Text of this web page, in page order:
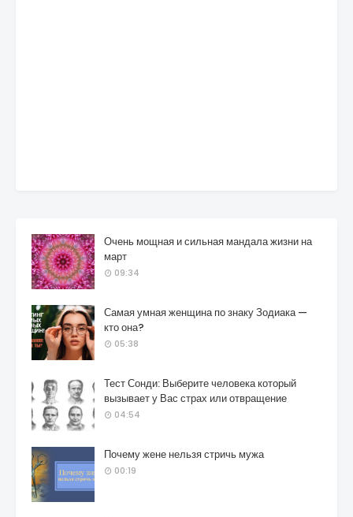
Очень мощная и сильная мандала жизни на
март
09:34
Самая умная женщина по знаку Зодиака —
кто она?
05:38
Тест Сонди: Выберите человека который
вызывает у Вас страх или отвращение
04:54
Почему жене нельзя стричь мужа
00:19